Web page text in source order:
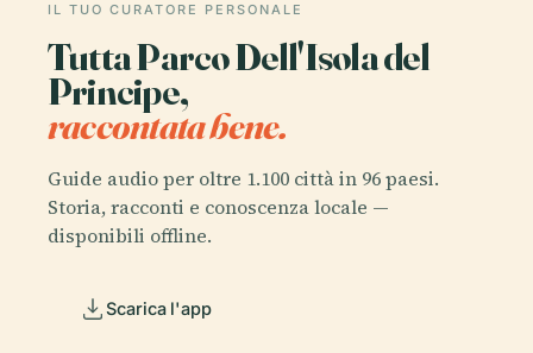
IL TUO CURATORE PERSONALE
Tutta Parco Dell'Isola del
Principe,
raccontata bene.
Guide audio per oltre 1.100 città in 96 paesi.
Storia, racconti e conoscenza locale —
disponibili offline.
Scarica l'app